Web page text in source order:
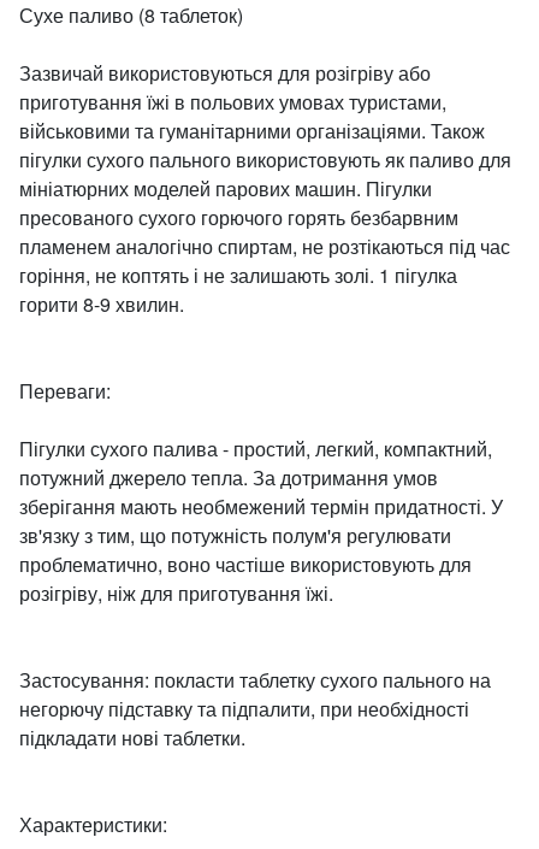
Сухе паливо (8 таблеток)
Зазвичай використовуються для розігріву або
приготування їжі в польових умовах туристами,
військовими та гуманітарними організаціями. Також
пігулки сухого пального використовують як паливо для
мініатюрних моделей парових машин. Пігулки
пресованого сухого горючого горять безбарвним
пламенем аналогічно спиртам, не розтікаються під час
горіння, не коптять і не залишають золі. 1 пігулка
горити 8-9 хвилин.
Переваги:
​​Пігулки сухого палива - простий, легкий, компактний,
потужний джерело тепла. За дотримання умов
зберігання мають необмежений термін придатності. У
зв'язку з тим, що потужність полум'я регулювати
проблематично, воно частіше використовують для
розігріву, ніж для приготування їжі.
Застосування: покласти таблетку сухого пального на
негорючу підставку та підпалити, при необхідності
підкладати нові таблетки.
Характеристики: